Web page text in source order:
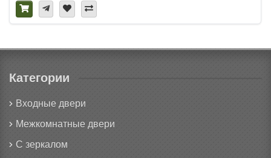
Категории
Входные двери
Межкомнатные двери
С зеркалом